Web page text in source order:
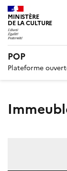
MINISTÈRE
DE LA CULTURE
POP
Plateforme